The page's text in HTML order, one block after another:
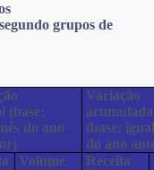
grupos de
(base:
do ano
Variação
(base:
do ano
Volume Receita